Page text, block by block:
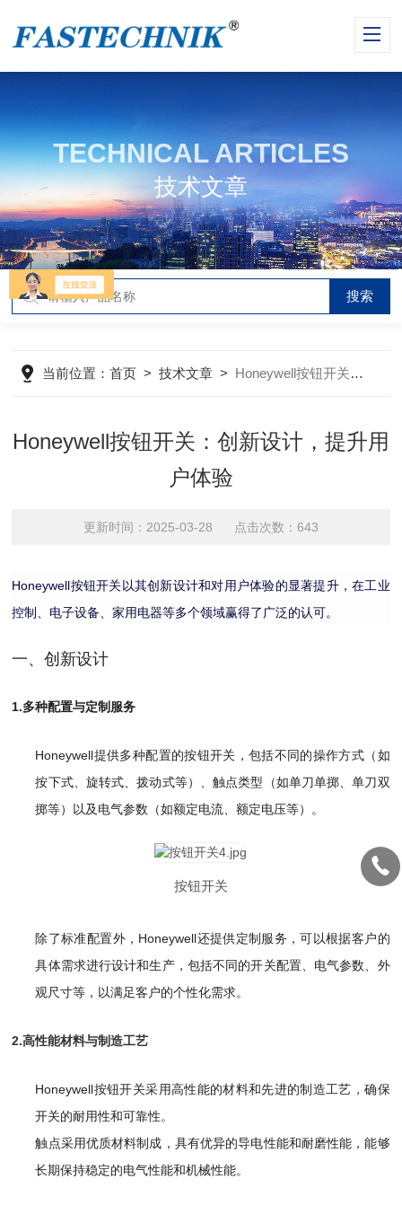
TECHNICAL ARTICLES
技术文章
当前位置：首页 >技术文章 > Honeywell按钮开关：创新设计，提升用户体验
Honeywell按钮开关：创新设计，提升用
户体验
更新时间：2025-03-28 点击次数：643
Honeywell按钮开关以其创新设计和对用户体验的显著提升，在工业
控制、电子设备、家用电器等多个领域赢得了广泛的认可。
一、创新设计
1.多种配置与定制服务
Honeywell提供多种配置的按钮开关，包括不同的操作方式（如
按下式、旋转式、拨动式等）、触点类型（如单刀单掷、单刀双
掷等）以及电气参数（如额定电流、额定电压等）。
按钮开关
除了标准配置外，Honeywell还提供定制服务，可以根据客户的
具体需求进行设计和生产，包括不同的开关配置、电气参数、外
观尺寸等，以满足客户的个性化需求。
2.高性能材料与制造工艺
Honeywell按钮开关采用高性能的材料和先进的制造工艺，确保
开关的耐用性和可靠性。
触点采用优质材料制成，具有优异的导电性能和耐磨性能，能够
长期保持稳定的电气性能和机械性能。